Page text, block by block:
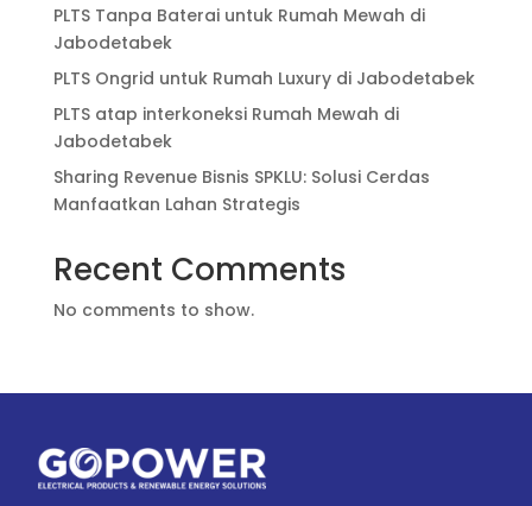
PLTS Tanpa Baterai untuk Rumah Mewah di
Jabodetabek
PLTS Ongrid untuk Rumah Luxury di Jabodetabek
PLTS atap interkoneksi Rumah Mewah di
Jabodetabek
Sharing Revenue Bisnis SPKLU: Solusi Cerdas
Manfaatkan Lahan Strategis
Recent Comments
No comments to show.